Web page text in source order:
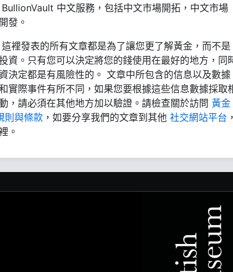
中文服務，包括中文市場開拓，中文市場
發。
這裡發表的所有文章都是為了讓您更了解黃金，而不是
資。只有您可以決定將您的錢使用在最好的地方，同
決定都是有風險性的。 文章中所包含的信息以及數據
實際事件有所不同，如果您要根據這些信息數據採取
，請必須在其他地方加以驗證。請檢查關於訪問 黃金
則與條款 ，如要分享我們的文章到其他 社交網站平台 ，
。